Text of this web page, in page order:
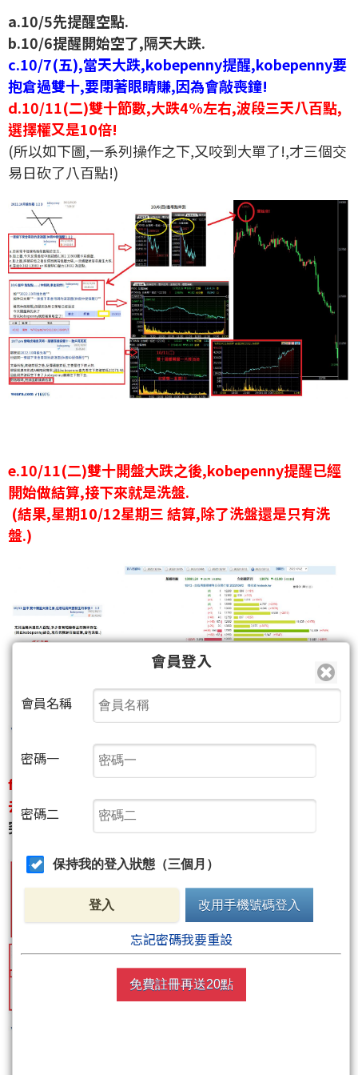
a.10/5先提醒空點.
b.10/6提醒開始空了,隔天大跌.
c.10/7(五),當天大跌,kobepenny提醒,kobepenny要
抱倉過雙十,要閉著眼睛賺,因為會敲喪鐘!
d.10/11(二)雙十節數,大跌4%左右,波段三天八百點,
選擇權又是10倍!
(所以如下圖,一系列操作之下,又咬到大單了!,才三個交
易日砍了八百點!)
e.10/11(二)雙十開盤大跌之後,kobepenny提醒已經
開始做結算,接下來就是洗盤.
(結果,星期10/12星期三 結算,除了洗盤還是只有洗
盤.)
f.10/12(三)結算,kobepenny提醒,結算之後友直街下
去的機率,空方強勢盤,千萬別抓轉折.,結果10/13(四)
突然就下去了!
會員登入
會員名稱
密碼一
密碼二
保持我的登入狀態（三個月）
登入 改用手機號碼登入
忘記密碼我要重設
免費註冊再送20點